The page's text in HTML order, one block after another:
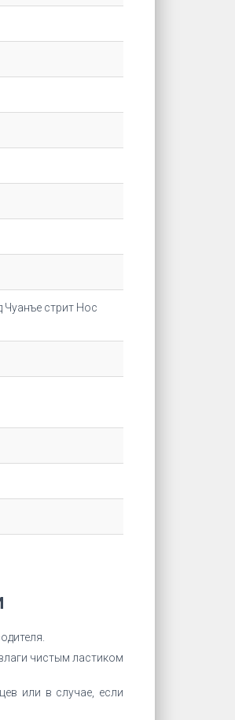
стрит Нос
чистым ластиком
или в случае, если